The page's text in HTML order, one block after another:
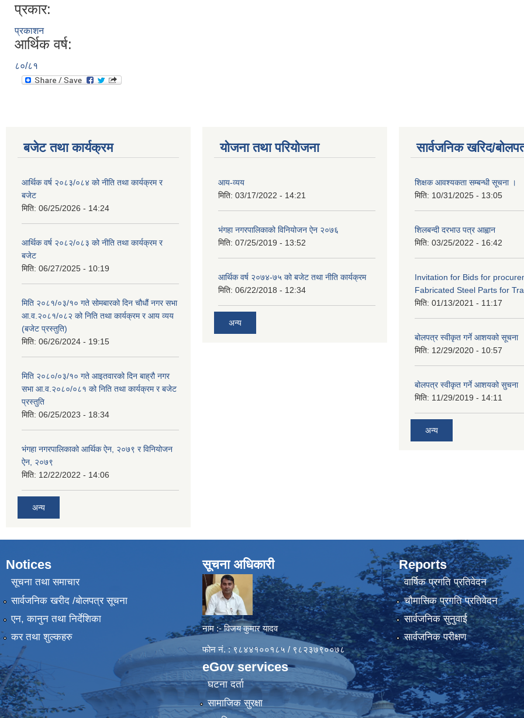
प्रकार:
प्रकाशन
आर्थिक वर्ष:
८०/८१
बजेट तथा कार्यक्रम
आर्थिक वर्ष २०८३/०८४ को नीति तथा कार्यक्रम र
बजेट
मिति: 06/25/2026 - 14:24
आर्थिक वर्ष २०८२/०८३ को नीति तथा कार्यक्रम र
बजेट
मिति: 06/27/2025 - 10:19
मिति २०८१/०३/१० गते सोमबारको दिन चौधौं नगर सभा
आ.व.२०८१/०८२ को निति तथा कार्यक्रम र आय व्यय
(बजेट प्रस्तुति)
मिति: 06/26/2024 - 19:15
मिति २०८०/०३/१० गते आइतवारको दिन बाह्रौ नगर
सभा आ.व.२०८०/०८१ को निति तथा कार्यक्रम र बजेट
प्रस्तुति
मिति: 06/25/2023 - 18:34
भंगहा नगरपालिकाको आर्थिक ऐन, २०७९ र विनियोजन
ऐन, २०७९
मिति: 12/22/2022 - 14:06
अन्य
योजना तथा परियोजना
आय-व्यय
मिति: 03/17/2022 - 14:21
भंगहा नगरपालिकाको विनियोजन ऐन २०७६
मिति: 07/25/2019 - 13:52
आर्थिक वर्ष २०७४-७५ को बजेट तथा नीति कार्यक्रम
मिति: 06/22/2018 - 12:34
अन्य
सार्वजनिक खरिद/
शिक्षक आवश्यकता सम्बन्धी सूचना ।
मिति: 10/31/2025 - 13:05
शिलबन्दी दरभाउ पत्र आह्वान
मिति: 03/25/2022 - 16:42
Invitation for Bids for
Fabricated Steel Parts for
मिति: 01/13/2021 - 11:17
बोलपत्र स्वीकृत गर्ने आशयको सूचना
मिति: 12/29/2020 - 10:57
बोलपत्र स्वीकृत गर्ने आशयको सुचना
मिति: 11/29/2019 - 14:11
अन्य
Notices
सूचना तथा समाचार
सार्वजनिक खरीद /बोलपत्र सूचना
एन, कानुन तथा निर्देशिका
कर तथा शुल्कहरु
सूचना अधिकारी
नाम :- विजय कुमार यादव
फोन नं. : ९८४४१००१८५ / ९८२३७९००७८
eGov services
घटना दर्ता
सामाजिक सुरक्षा
Reports
वार्षिक प्रगति प्रतिवेदन
चौमासिक प्रगति प्रतिवेदन
सार्वजनिक सुनुवाई
सार्वजनिक परीक्षण